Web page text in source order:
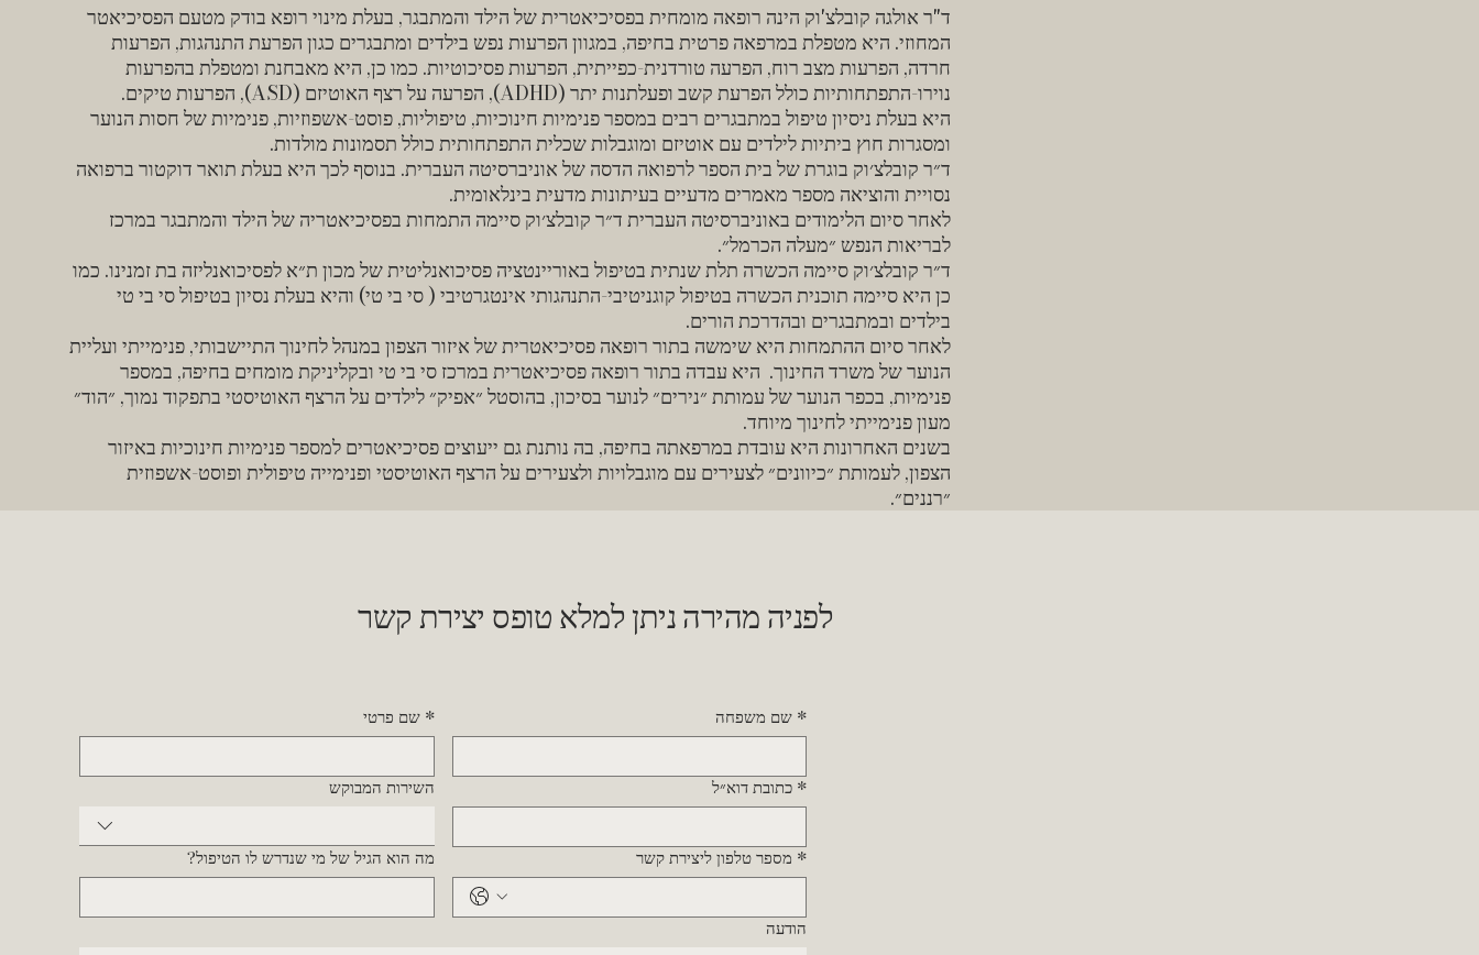
ד"ר אולגה קובלצ'וק הינה רופאה מומחית בפסיכיאטרית של הילד והמתבגר, בעלת מינוי רופא בודק מטעם הפסיכיאטר
המחוזי. היא מטפלת במרפאה פרטית בחיפה, במגוון הפרעות נפש בילדים ומתבגרים כגון הפרעת התנהגות, הפרעות
חרדה, הפרעות מצב רוח, הפרעה טורדנית-כפייתית, הפרעות פסיכוטיות. כמו כן, היא מאבחנת ומטפלת בהפרעות
נוירו-התפתחותיות כולל הפרעת קשב ופעלתנות יתר (ADHD), הפרעה על רצף האוטיזם (ASD), הפרעות טיקים.
היא בעלת ניסיון טיפול במתבגרים רבים במספר פנימיות חינוכיות, טיפוליות, פוסט-אשפוזיות, פנימיות של חסות הנוער
ומסגרות חוץ ביתיות לילדים עם אוטיזם ומוגבלות שכלית התפתחותית כולל תסמונות מולדות.
ד״ר קובלצ׳וק בוגרת של בית הספר לרפואה הדסה של אוניברסיטה העברית. בנוסף לכך היא בעלת תואר דוקטור ברפואה
נסויית והוציאה מספר מאמרים מדעיים בעיתונות מדעית בינלאומית.
לאחר סיום הלימודים באוניברסיטה העברית ד״ר קובלצ׳וק סיימה התמחות בפסיכיאטריה של הילד והמתבגר במרכז
לבריאות הנפש ״מעלה הכרמל״.
ד״ר קובלצ׳וק סיימה הכשרה תלת שנתית בטיפול באוריינטציה פסיכואנליטית של מכון ת״א לפסיכואנליזה בת זמנינו. כמו
כן היא סיימה תוכנית הכשרה בטיפול קוגניטיבי-התנהגותי אינטגרטיבי ( סי בי טי) והיא בעלת נסיון בטיפול סי בי טי
בילדים ובמתבגרים ובהדרכת הורים.
לאחר סיום ההתמחות היא שימשה בתור רופאה פסיכיאטרית של איזור הצפון במנהל לחינוך התיישבותי, פנימייתי ועליית
הנוער של משרד החינוך. היא עבדה בתור רופאה פסיכיאטרית במרכז סי בי טי ובקליניקת מומחים בחיפה, במספר
פנימיות, בכפר הנוער של עמותת ״נירים״ לנוער בסיכון, בהוסטל ״אפיק״ לילדים על הרצף האוטיסטי בתפקוד נמוך, ״הוד״
מעון פנימייתי לחינוך מיוחד.
בשנים האחרונות היא עובדת במרפאתה בחיפה, בה נותנת גם ייעוצים פסיכיאטרים למספר פנימיות חינוכיות באיזור
הצפון, לעמותת ״כיוונים״ לצעירים עם מוגבלויות ולצעירים על הרצף האוטיסטי ופנימייה טיפולית ופוסט-אשפוזית
״רננים״.
לפניה מהירה ניתן למלא טופס יצירת קשר
* שם משפחה * שם פרטי
* כתובת דוא״ל השירות המבוקש
* מספר טלפון ליצירת קשר מה הוא הגיל של מי שנדרש לו הטיפול?
הודעה